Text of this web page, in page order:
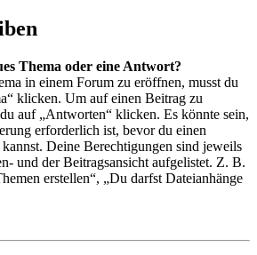
Thema oder eine Antwort?
in einem Forum zu eröffnen, musst du
klicken. Um auf einen Beitrag zu
auf „Antworten“ klicken. Es könnte sein,
erforderlich ist, bevor du einen
Deine Berechtigungen sind jeweils
und der Beitragsansicht aufgelistet. Z. B.
erstellen“, „Du darfst Dateianhänge